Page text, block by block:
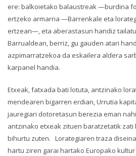
ere: balkoietako balaustreak —burdina
ertzeko armarria —Barrenkale eta
ertzean—, eta aberastasun handiz
Barrualdean, berriz, gu gauden atari
azpimarratzekoa da eskailera aldera
karpanel handia.
Etxeak, fatxada bati lotuta, antzinako
mendearen bigarren erdian, Urrutia
jauregiari dotoretasun berezia eman
antzinako etxeak zituen baratzetatik zati
bihurtu zuten. Lorategiaren traza
hartu ziren garai hartako Europako